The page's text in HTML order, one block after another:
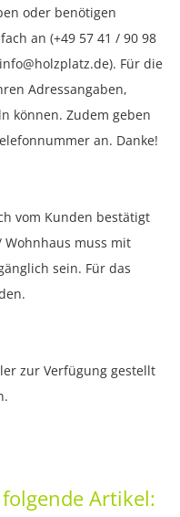
oder benötigen
an (+49 57 41 / 90 98
Für die
Adressangaben,
können. Zudem geben
an. Danke!
vom Kunden bestätigt
muss mit
sein. Für das
zur Verfügung gestellt
Artikel: